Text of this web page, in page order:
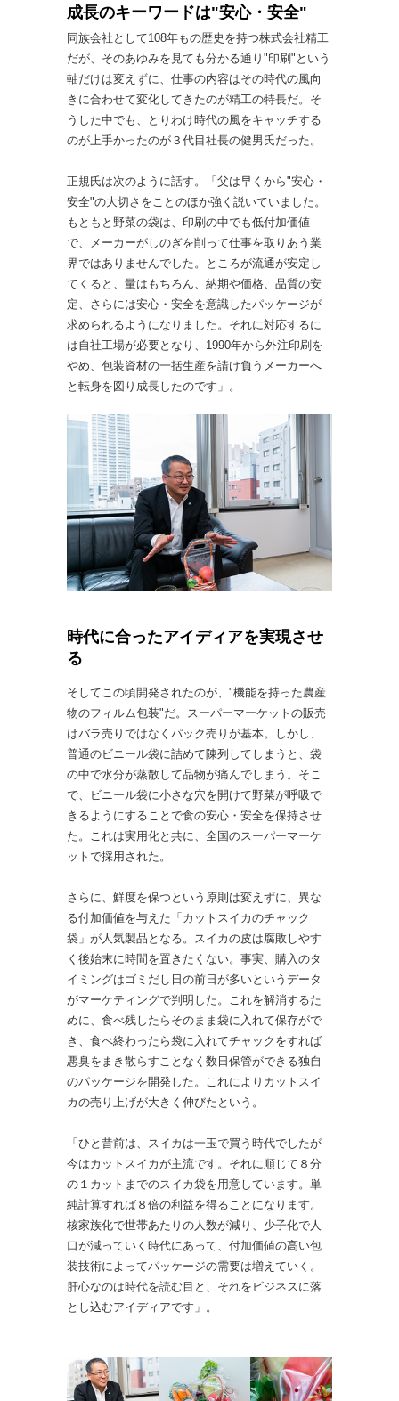
成長のキーワードは"安心・安全"
同族会社として108年もの歴史を持つ株式会社精工
だが、そのあゆみを見ても分かる通り"印刷"という
軸だけは変えずに、仕事の内容はその時代の風向
きに合わせて変化してきたのが精工の特長だ。そ
うした中でも、とりわけ時代の風をキャッチする
のが上手かったのが３代目社長の健男氏だった。
正規氏は次のように話す。「父は早くから"安心・
安全"の大切さをことのほか強く説いていました。
もともと野菜の袋は、印刷の中でも低付加価値
で、メーカーがしのぎを削って仕事を取りあう業
界ではありませんでした。ところが流通が安定し
てくると、量はもちろん、納期や価格、品質の安
定、さらには安心・安全を意識したパッケージが
求められるようになりました。それに対応するに
は自社工場が必要となり、1990年から外注印刷を
やめ、包装資材の一括生産を請け負うメーカーへ
と転身を図り成長したのです」。
時代に合ったアイディアを実現させ
る
そしてこの頃開発されたのが、"機能を持った農産
物のフィルム包装"だ。スーパーマーケットの販売
はバラ売りではなくパック売りが基本。しかし、
普通のビニール袋に詰めて陳列してしまうと、袋
の中で水分が蒸散して品物が痛んでしまう。そこ
で、ビニール袋に小さな穴を開けて野菜が呼吸で
きるようにすることで食の安心・安全を保持させ
た。これは実用化と共に、全国のスーパーマーケ
ットで採用された。
さらに、鮮度を保つという原則は変えずに、異な
る付加価値を与えた「カットスイカのチャック
袋」が人気製品となる。スイカの皮は腐敗しやす
く後始末に時間を置きたくない。事実、購入のタ
イミングはゴミだし日の前日が多いというデータ
がマーケティングで判明した。これを解消するた
めに、食べ残したらそのまま袋に入れて保存がで
き、食べ終わったら袋に入れてチャックをすれば
悪臭をまき散らすことなく数日保管ができる独自
のパッケージを開発した。これによりカットスイ
カの売り上げが大きく伸びたという。
「ひと昔前は、スイカは一玉で買う時代でしたが
今はカットスイカが主流です。それに順じて８分
の１カットまでのスイカ袋を用意しています。単
純計算すれば８倍の利益を得ることになります。
核家族化で世帯あたりの人数が減り、少子化で人
口が減っていく時代にあって、付加価値の高い包
装技術によってパッケージの需要は増えていく。
肝心なのは時代を読む目と、それをビジネスに落
とし込むアイディアです」。